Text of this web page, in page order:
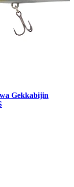
Gekkabijin